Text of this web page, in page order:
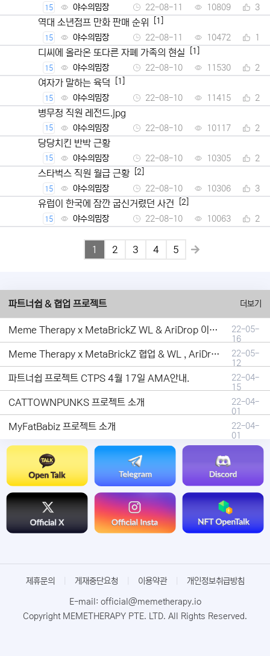
15 야수의밈장 22-08-11 10809 3
역대 소년점프 만화 판매 순위 [1]
15 야수의밈장 22-08-11 10472 1
디씨에 올라온 또다른 자폐 가족의 현실 [1]
15 야수의밈장 22-08-10 11530 2
여자가 말하는 육덕 [1]
15 야수의밈장 22-08-10 11415 2
병무청 직원 레전드.jpg
15 야수의밈장 22-08-10 10117 2
당당치킨 반박 근황
15 야수의밈장 22-08-10 10305 2
스타벅스 직원 월급 근황 [2]
15 야수의밈장 22-08-10 10306 3
유럽이 한국에 잠깐 굽신거렸던 사건 [2]
15 야수의밈장 22-08-10 10063 2
1 2 3 4 5
파트너쉽 & 협업 프로젝트 더보기
Meme Therapy x MetaBrickZ WL & AriDrop 이벤트 결과안내!
22-05-
16
Meme Therapy x MetaBrickZ 협업 & WL , AriDrop 이벤트 안내
22-05-
12
파트너쉽 프로젝트 CTPS 4월 17일 AMA안내.
22-04-
15
CATTOWNPUNKS 프로젝트 소개
22-04-
01
MyFatBabiz 프로젝트 소개
22-04-
01
제휴문의 게재중단요청 이용약관 개인정보취급방침
E-mail: official@memetherapy.io
Copyright MEMETHERAPY PTE. LTD. All Rights Reserved.